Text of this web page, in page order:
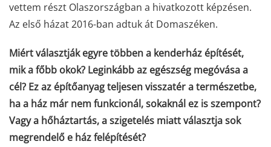
vettem részt Olaszországban a hivatkozott képzésen.
Az első házat 2016-ban adtuk át Domaszéken.
Miért választják egyre többen a kenderház építését,
mik a főbb okok? Leginkább az egészség megóvása a
cél? Ez az építőanyag teljesen visszatér a természetbe,
ha a ház már nem funkcionál, sokaknál ez is szempont?
Vagy a hőháztartás, a szigetelés miatt választja sok
megrendelő e ház felépítését?